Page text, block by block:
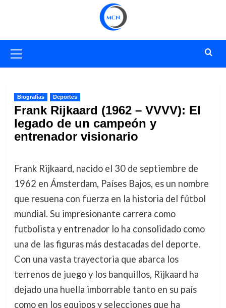
primario
Biografías Deportes
Frank Rijkaard (1962 – VVVV): El
legado de un campeón y
entrenador visionario
Frank Rijkaard, nacido el 30 de septiembre de
1962 en Ámsterdam, Países Bajos, es un nombre
que resuena con fuerza en la historia del fútbol
mundial. Su impresionante carrera como
futbolista y entrenador lo ha consolidado como
una de las figuras más destacadas del deporte.
Con una vasta trayectoria que abarca los
terrenos de juego y los banquillos, Rijkaard ha
dejado una huella imborrable tanto en su país
como en los equipos y selecciones que ha